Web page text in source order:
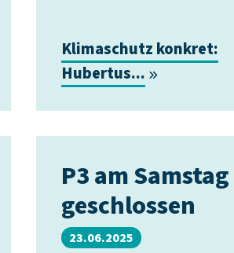
Klimaschutz konkret:
Hubertus...
P3 am Samstag
geschlossen
23.06.2025